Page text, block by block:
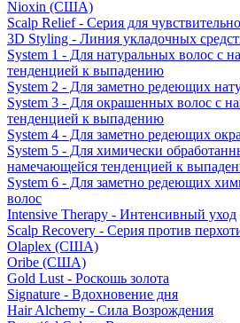
Nioxin (США)
Scalp Relief - Серия для
3D Styling - Линия укладочных
System 1 - Для натуральных волос с
тенденцией к выпадению
System 2 - Для заметно редеющих
System 3 - Для окрашенных волос с
тенденцией к выпадению
System 4 - Для заметно редеющих
System 5 - Для химически
намечающейся тенденцией к
System 6 - Для заметно редеющих
волос
Intensive Therapy - Интенсивный уход
Scalp Recovery - Серия против
Olaplex (США)
Oribe (США)
Gold Lust - Роскошь золота
Signature - Вдохновение дня
Hair Alchemy - Сила Возрождения